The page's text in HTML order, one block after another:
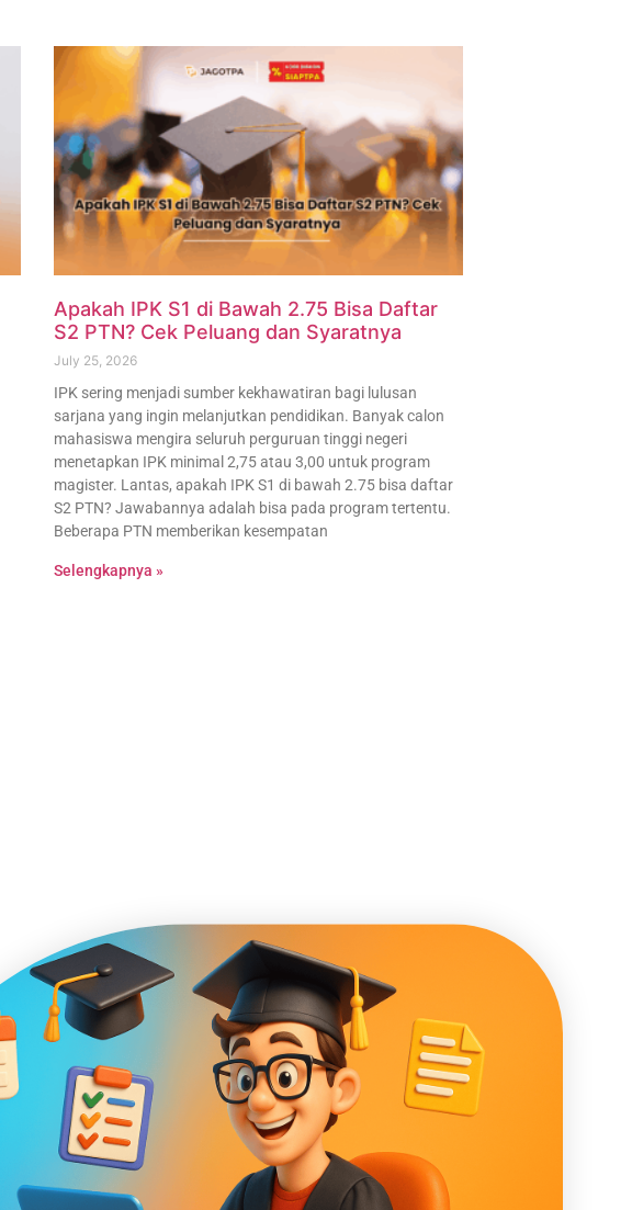
Apakah IPK S1 di Bawah 2.75 Bisa Daftar
S2 PTN? Cek Peluang dan Syaratnya
July 25, 2026
IPK sering menjadi sumber kekhawatiran bagi lulusan
sarjana yang ingin melanjutkan pendidikan. Banyak calon
mahasiswa mengira seluruh perguruan tinggi negeri
menetapkan IPK minimal 2,75 atau 3,00 untuk program
magister. Lantas, apakah IPK S1 di bawah 2.75 bisa daftar
S2 PTN? Jawabannya adalah bisa pada program tertentu.
Beberapa PTN memberikan kesempatan
Selengkapnya »